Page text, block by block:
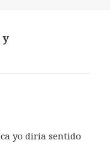
y
yo diría sentido